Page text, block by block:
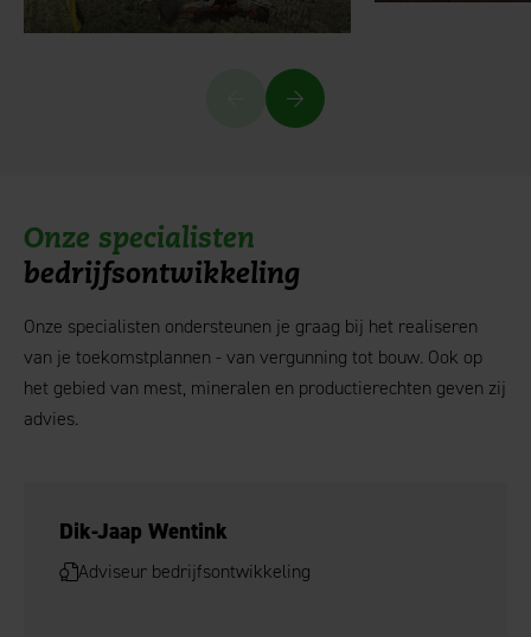
Onze specialisten
bedrijfsontwikkeling
Onze specialisten ondersteunen je graag bij het realiseren
van je toekomstplannen - van vergunning tot bouw. Ook op
het gebied van mest, mineralen en productierechten geven zij
advies.
Dik-Jaap Wentink
Adviseur bedrijfsontwikkeling